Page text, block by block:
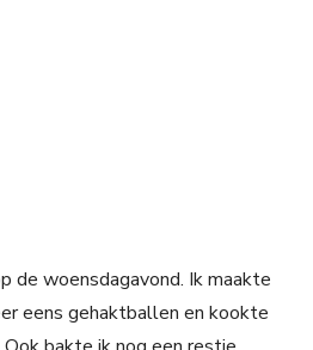
de woensdagavond. Ik maakte
eens gehaktballen en kookte